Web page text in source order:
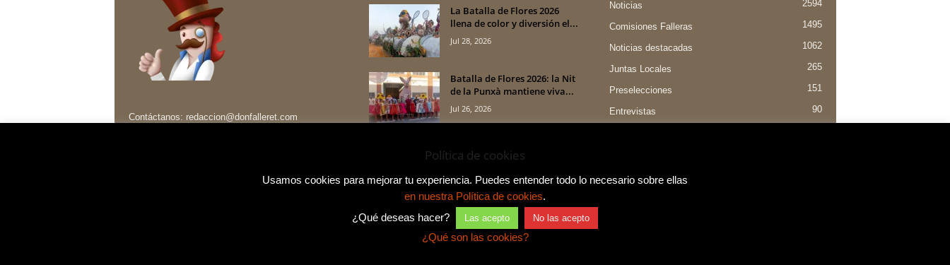
Contáctanos: redaccion@donfalleret.com
La Batalla de Flores 2026
llena de color y diversión el...
Jul 28, 2026
Batalla de Flores 2026: la Nit
de la Punxà mantiene viva...
Jul 26, 2026
de Flores 2026 con más de
Noticias 2594
Comisiones Falleras 1495
Noticias destacadas 1062
Juntas Locales 265
Preselecciones 151
Entrevistas 90
Política de cookies
Usamos cookies para mejorar tu experiencia. Puedes entender todo lo necesario sobre ellas
en nuestra Política de cookies.
¿Qué deseas hacer?
Las acepto No las acepto
¿Qué son las cookies?